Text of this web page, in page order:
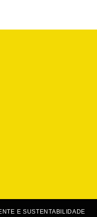
E SUSTENTABILIDADE